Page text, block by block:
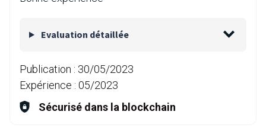
Evaluation détaillée
Publication : 30/05/2023
Expérience : 05/2023
Sécurisé dans la blockchain